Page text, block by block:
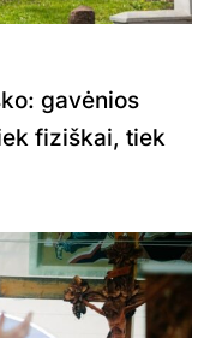
gavėnios
fiziškai, tiek